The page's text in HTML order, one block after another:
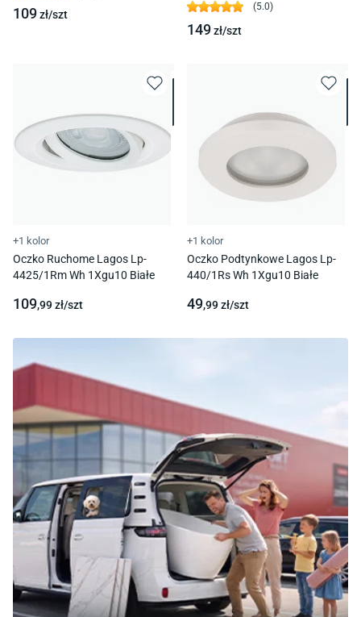
109zł/szt
(5.0)
149zł/szt
+1 kolor
Oczko Ruchome Lagos Lp-
4425/1Rm Wh 1Xgu10 Białe
109,99zł/szt
+1 kolor
Oczko Podtynkowe Lagos Lp-
440/1Rs Wh 1Xgu10 Białe
49,99zł/szt